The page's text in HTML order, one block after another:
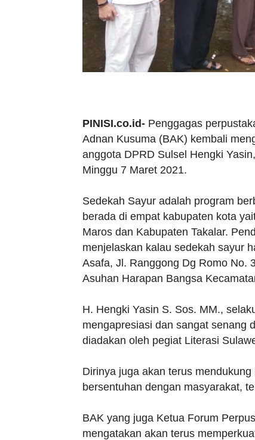
PINISI.co.id- Penggagas
Adnan Kusuma (BAK) kembali
anggota DPRD Sulsel Hengki
Minggu 7 Maret 2021.
Sedekah Sayur adalah program
berada di empat kabupaten kota
Maros dan Kabupaten Takalar.
menjelaskan kalau sedekah sayur
Asafa, Jl. Ranggong Dg Romo No.
Asuhan Harapan Bangsa
H. Hengki Yasin S. Sos. MM.,
mengapresiasi dan sangat senang
diadakan oleh pegiat Literasi
Dirinya juga akan terus
bersentuhan dengan masyarakat,
BAK yang juga Ketua Forum
mengatakan akan terus